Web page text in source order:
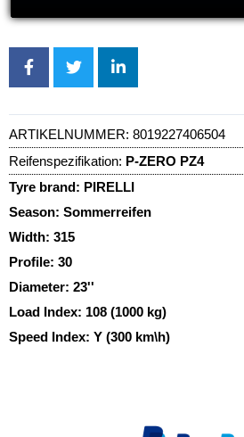
ARTIKELNUMMER: 8019227406504
Reifenspezifikation: P-ZERO PZ4
Tyre brand: PIRELLI
Season: Sommerreifen
Width: 315
Profile: 30
Diameter: 23''
Load Index: 108 (1000 kg)
Speed Index: Y (300 km\h)